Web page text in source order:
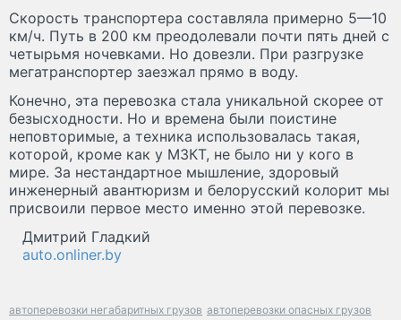
Скорость транспортера составляла примерно 5—10
км/ч. Путь в 200 км преодолевали почти пять дней с
четырьмя ночевками. Но довезли. При разгрузке
мегатранспортер заезжал прямо в воду.
Конечно, эта перевозка стала уникальной скорее от
безысходности. Но и времена были поистине
неповторимые, а техника использовалась такая,
которой, кроме как у МЗКТ, не было ни у кого в
мире. За нестандартное мышление, здоровый
инженерный авантюризм и белорусский колорит мы
присвоили первое место именно этой перевозке.
Дмитрий Гладкий
auto.onliner.by
автоперевозки негабаритных грузов автоперевозки опасных грузов